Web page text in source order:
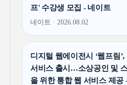
프' 수강생 모집 - 네이트
네이트 · 2026.08.02
디지털 웹에이전시 ‘웹프림
서비스 출시…소상공인 및
을 위한 통합 웹 서비스 제공 -